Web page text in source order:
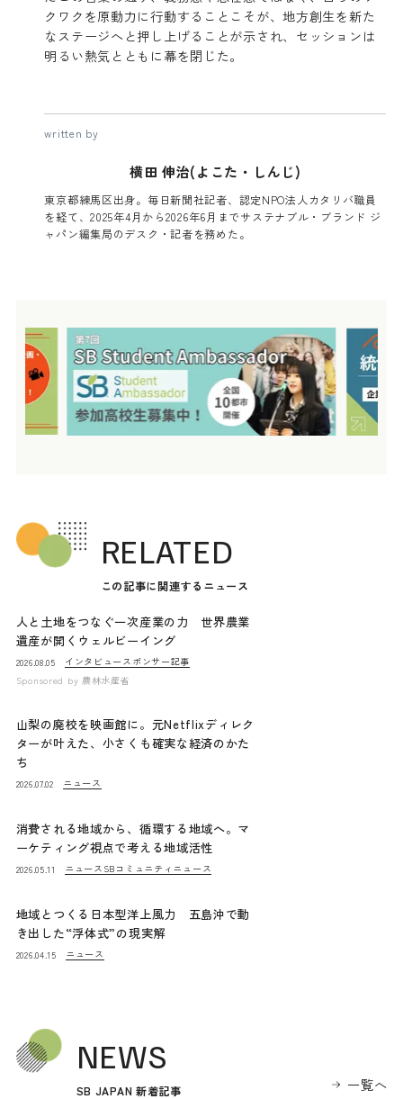
クワクを原動力に行動することこそが、地方創生を新た
なステージへと押し上げることが示され、セッションは
明るい熱気とともに幕を閉じた。
written by
横田 伸治(よこた・しんじ)
東京都練馬区出身。毎日新聞社記者、認定NPO法人カタリバ職員
を経て、2025年4月から2026年6月までサステナブル・ブランド ジ
ャパン編集局のデスク・記者を務めた。
RELATED
この記事に関連するニュース
人と土地をつなぐ一次産業の力 世界農業
遺産が開くウェルビーイング
2026.08.05 インタビュー スポンサー記事
Sponsored by 農林水産省
山梨の廃校を映画館に。元Netflixディレク
ターが叶えた、小さくも確実な経済のかた
ち
2026.07.02 ニュース
消費される地域から、循環する地域へ。マ
ーケティング視点で考える地域活性
2026.05.11 ニュース SBコミュニティニュース
地域とつくる日本型洋上風力 五島沖で動
き出した“浮体式”の現実解
2026.04.15 ニュース
NEWS
SB JAPAN 新着記事 一覧へ